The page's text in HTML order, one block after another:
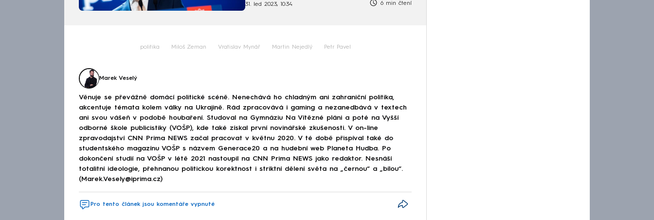
31. led 2023, 10:34 6 min čtení
politika Miloš Zeman Vratislav Mynář Martin Nejedlý Petr Pavel
Marek Veselý
Věnuje se převážně domácí politické scéně. Nenechává ho chladným ani zahraniční politika,
akcentuje témata kolem války na Ukrajině. Rád zpracovává i gaming a nezanedbává v textech
ani svou vášeň v podobě houbaření. Studoval na Gymnáziu Na Vítězné pláni a poté na Vyšší
odborné škole publicistiky (VOŠP), kde také získal první novinářské zkušenosti. V on-line
zpravodajství CNN Prima NEWS začal pracovat v květnu 2020. V té době přispíval také do
studentského magazínu VOŠP s názvem Generace20 a na hudební web Planeta Hudba. Po
dokončení studií na VOŠP v létě 2021 nastoupil na CNN Prima NEWS jako redaktor. Nesnáší
totalitní ideologie, přehnanou politickou korektnost i striktní dělení světa na „černou“ a „bílou“.
(Marek.Vesely@iprima.cz)
Pro tento článek jsou komentáře vypnuté